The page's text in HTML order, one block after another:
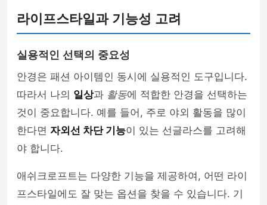
라이프스타일과 기능성 고려
실용적인 선택의 중요성
안경은 패션 아이템인 동시에 실용적인 도구입니다.
따라서 나의 일상과 활동에 적합한 안경을 선택하는
것이 중요합니다. 예를 들어, 주로 야외 활동을 많이
한다면 자외선 차단 기능이 있는 선글라스를 고려해
야 합니다.
애쉬크로프트는 다양한 기능을 제공하여, 어떤 라이
프스타일에도 잘 맞는 옵션을 찾을 수 있습니다. 기